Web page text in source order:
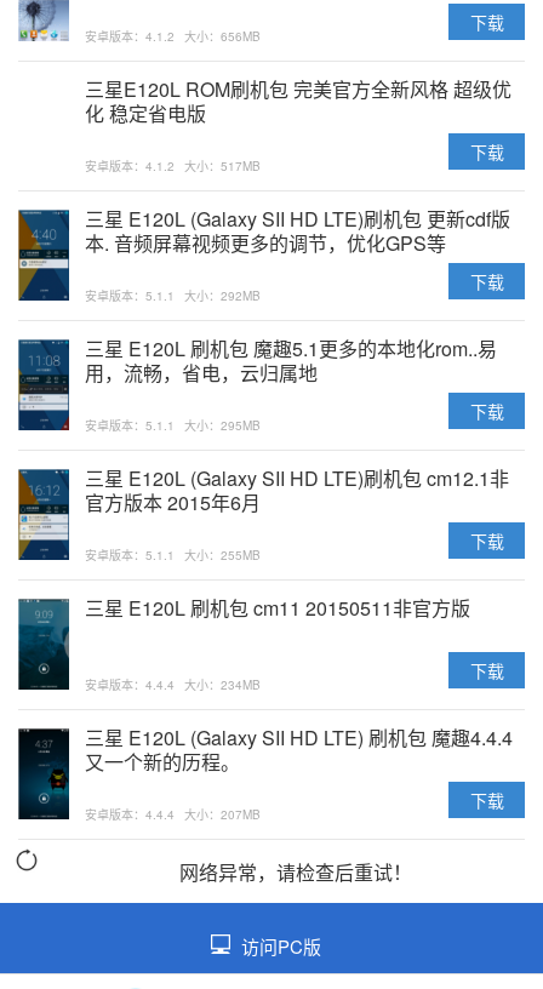
安卓版本：4.1.2 大小：656MB
下载
三星E120L ROM刷机包 完美官方全新风格 超级优
化 稳定省电版
安卓版本：4.1.2 大小：517MB
下载
三星 E120L (Galaxy SII HD LTE)刷机包 更新cdf版
本. 音频屏幕视频更多的调节，优化GPS等
安卓版本：5.1.1 大小：292MB
下载
三星 E120L 刷机包 魔趣5.1更多的本地化rom..易
用，流畅，省电，云归属地
安卓版本：5.1.1 大小：295MB
下载
三星 E120L (Galaxy SII HD LTE)刷机包 cm12.1非
官方版本 2015年6月
安卓版本：5.1.1 大小：255MB
下载
三星 E120L 刷机包 cm11 20150511非官方版
安卓版本：4.4.4 大小：234MB
下载
三星 E120L (Galaxy SII HD LTE) 刷机包 魔趣4.4.4
又一个新的历程。
安卓版本：4.4.4 大小：207MB
下载
网络异常，请检查后重试！
访问PC版